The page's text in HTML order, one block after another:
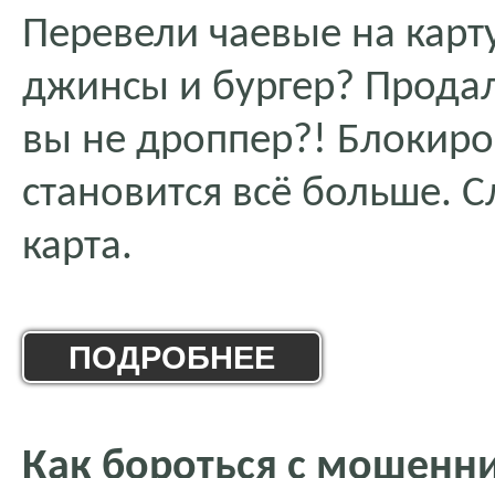
Перевели чаевые на
джинсы и бургер?
вы не дроппер?!
становится всё больше.
карта.
ПОДРОБНЕЕ
Как бороться с